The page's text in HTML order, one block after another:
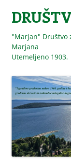
"Marjan" Društvo
Marjana
Utemeljeno 1903.